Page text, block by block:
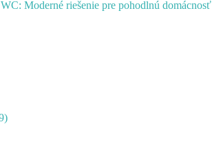
Moderné riešenie pre pohodlnú domácnosť